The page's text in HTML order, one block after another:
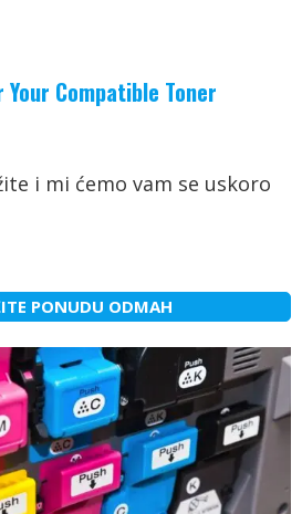
Compatible Toner
i mi ćemo vam se uskoro
PONUDU ODMAH